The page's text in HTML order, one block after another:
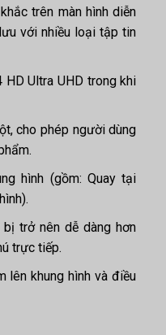
trên màn hình diễn
với nhiều loại tập tin
Ultra UHD trong khi
cho phép người dùng
hình (gồm: Quay tại
trở nên dễ dàng hơn
trực tiếp.
lên khung hình và điều